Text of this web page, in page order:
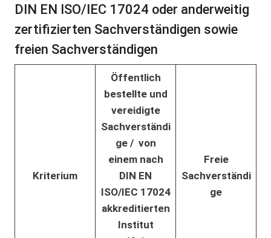
DIN EN ISO/IEC 17024 oder anderweitig
zertifizierten Sachverständigen sowie
freien Sachverständigen
Kriterium
Öffentlich
bestellte und
vereidigte
Sachverständi
ge / von
einem nach
DIN EN
ISO/IEC 17024
akkreditierten
Institut
Freie
Sachverständi
ge